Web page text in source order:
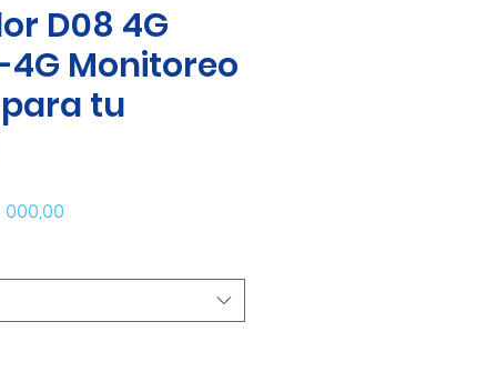
D08 4G
4G Monitoreo
tu